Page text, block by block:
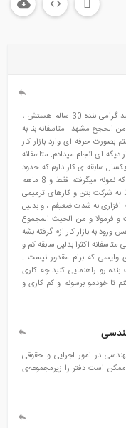
سلام وقت بخیر خدمت مهندسین و اساتید گرامی بنده 30 سالم هستش ،
فارغ التحصیل عمران اجرایی از دانشکده ثامن الحجج مشهد . متاسفانه بنا به
بصورت حرفه ای وارد بازار کار
ای انجام میدادم. متاسفانه
سابقه ی کار دارم که حدود
4 ماهش مربوط به یک شرکت بتن بوده که نمونه میگرفتم فقط و 8 ماهم
به شرکت بتن و کارهای ترمیمی
نرم افزاری به شدت ضعیفم ، و بدلیل
فرمولا و من الحیث المجموع
به بازار کار ازم گرفته بشه
اکثرا بدلیل سابقه کم و
وایسی که برام مقدور نیست .
رو راهنمایی کنید چه کاری
تا خودمو برسونم و کم کاری و
مهندسی در امور اجرایی و حقوقی
است دفتر را زیرمجموعه‌ی